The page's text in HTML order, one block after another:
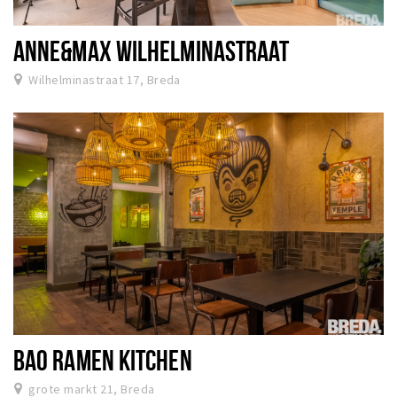
ANNE&MAX WILHELMINASTRAAT
Wilhelminastraat 17, Breda
BAO RAMEN KITCHEN
grote markt 21, Breda